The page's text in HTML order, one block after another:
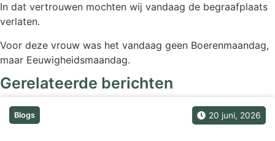
In dat vertrouwen mochten wij vandaag de begraafplaats
verlaten.
Voor deze vrouw was het vandaag geen Boerenmaandag,
maar Eeuwigheidsmaandag.
Gerelateerde berichten
20 juni, 2026
Blogs